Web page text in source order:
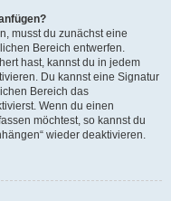
musst du zunächst eine
Bereich entwerfen.
hast, kannst du in jedem
Du kannst eine Signatur
Bereich das
Wenn du einen
möchtest, so kannst du
wieder deaktivieren.